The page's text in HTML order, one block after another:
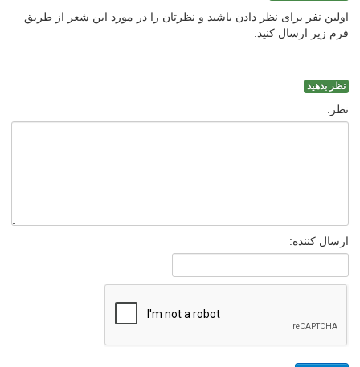
اولین نفر برای نظر دادن باشید و نظرتان را در مورد این شعر از طریق
فرم زیر ارسال کنید.
نظر بدهید
نظر:
ارسال کننده: